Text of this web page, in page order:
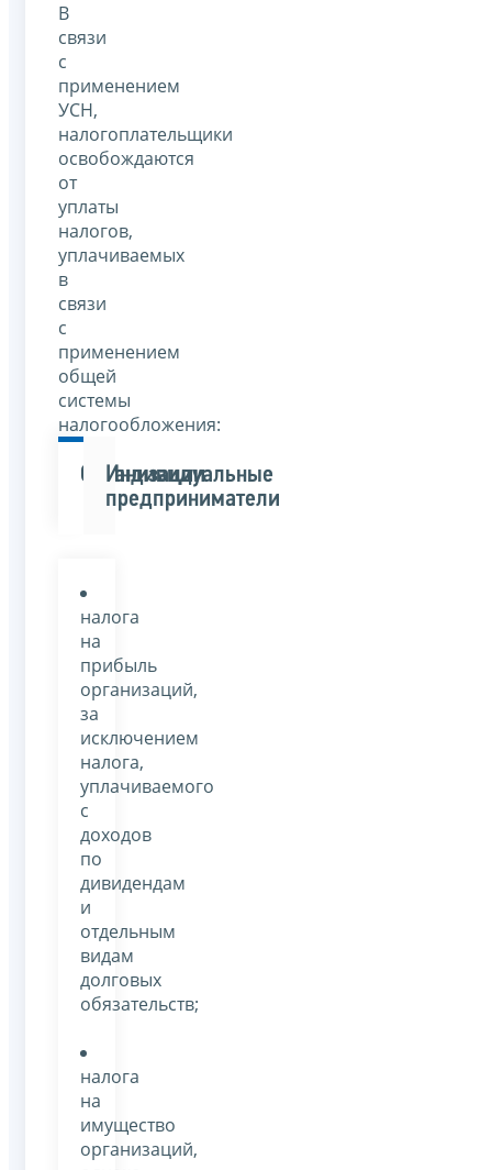
В
связи
с
применением
УСН,
налогоплательщики
освобождаются
от
уплаты
налогов,
уплачиваемых
в
связи
с
применением
общей
системы
налогообложения:
Организации
Индивидуальные
предприниматели
налога
на
прибыль
организаций,
за
исключением
налога,
уплачиваемого
с
доходов
по
дивидендам
и
отдельным
видам
долговых
обязательств;
налога
на
имущество
организаций,